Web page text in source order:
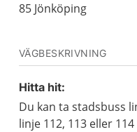
85 Jönköping
VÄGBESKRIVNING
Hitta hit:
Du kan ta stadsbuss
linje 112, 113 eller